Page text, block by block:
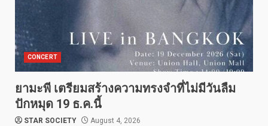
CONCERT
ยามะพี เตรียมสร้างความทรงจำที่ไม่มีวันลืม
ปักหมุด 19 ธ.ค.นี้
STAR SOCIETY August 4, 2026